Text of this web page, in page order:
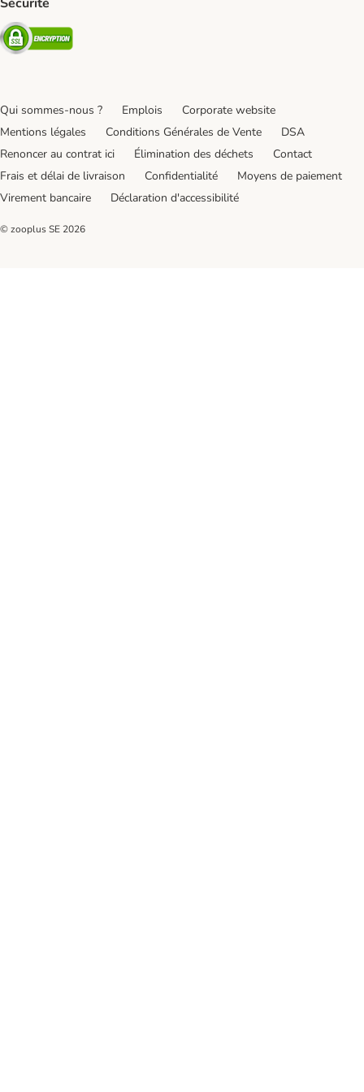
Security
Qui sommes-nous ? Emplois
Corporate website
Mentions légales
Conditions Générales de Vente
DSA
Renoncer au contrat ici
Élimination des déchets
Contact
Frais et délai de livraison
Confidentialité
Moyens de paiement
Virement bancaire
Déclaration d'accessibilité
© zooplus SE 2026